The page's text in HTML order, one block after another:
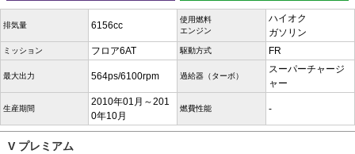
排気量 6156cc
使用燃料
エンジン
ハイオク
ガソリン
ミッション フロア6AT 駆動方式 FR
最大出力 564ps/6100rpm 過給器（ターボ）
スーパーチャージ
ャー
生産期間
2010年01月～201
0年10月
燃費性能 -
V プレミアム